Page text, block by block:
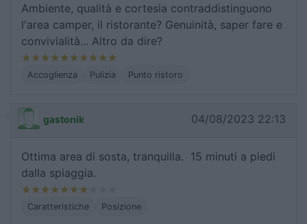
Ambiente, qualità e cortesia contraddistinguono
l'area camper, il ristorante? Genuinità, saper fare e
convivialità... Altro da dire?
Accoglienza Pulizia Punto ristoro
gastonik 04/08/2023 22:13
Ottima area di sosta, tranquilla. 15 minuti a piedi
dalla spiaggia.
Caratteristiche Posizione